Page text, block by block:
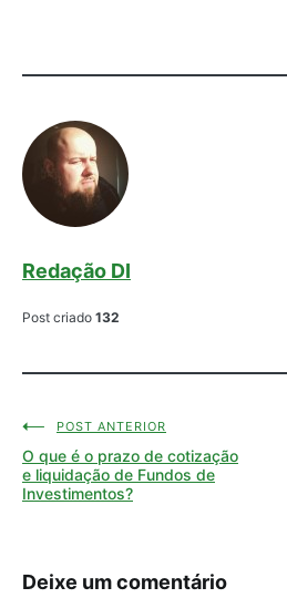
Redação DI
Post criado 132
Navegação
de
POST ANTERIOR
O que é o prazo de cotização
e liquidação de Fundos de
Investimentos?
Deixe um comentário